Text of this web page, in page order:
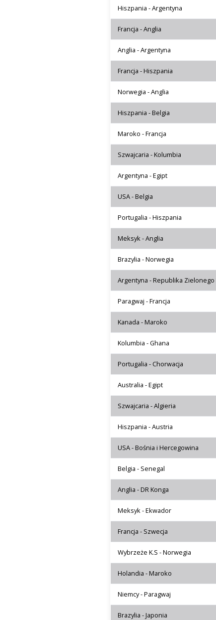
Hiszpania - Argentyna
Francja - Anglia
Anglia - Argentyna
Francja - Hiszpania
Norwegia - Anglia
Hiszpania - Belgia
Maroko - Francja
Szwajcaria - Kolumbia
Argentyna - Egipt
USA - Belgia
Portugalia - Hiszpania
Meksyk - Anglia
Brazylia - Norwegia
Argentyna - Republika Zielonego
Paragwaj - Francja
Kanada - Maroko
Kolumbia - Ghana
Portugalia - Chorwacja
Australia - Egipt
Szwajcaria - Algieria
Hiszpania - Austria
USA - Bośnia i Hercegowina
Belgia - Senegal
Anglia - DR Konga
Meksyk - Ekwador
Francja - Szwecja
Wybrzeże K.S - Norwegia
Holandia - Maroko
Niemcy - Paragwaj
Brazylia - Japonia